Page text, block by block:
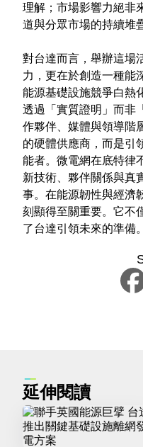
理解；市場影響力絕非
道與分眾市場的持續堆
對台達而言，舉辦這場
力，更在於創造一種能
能源基礎設施競爭白熱
透過「實質證明」而非
作夥伴、媒體與領導階
的硬體供應商，而是引
能者。微電網在底特律
新技術、夥伴關係與真
事。在能源韌性與經濟
刻顯得至關重要。它不
了台達引領未來的準備。
延伸閱讀